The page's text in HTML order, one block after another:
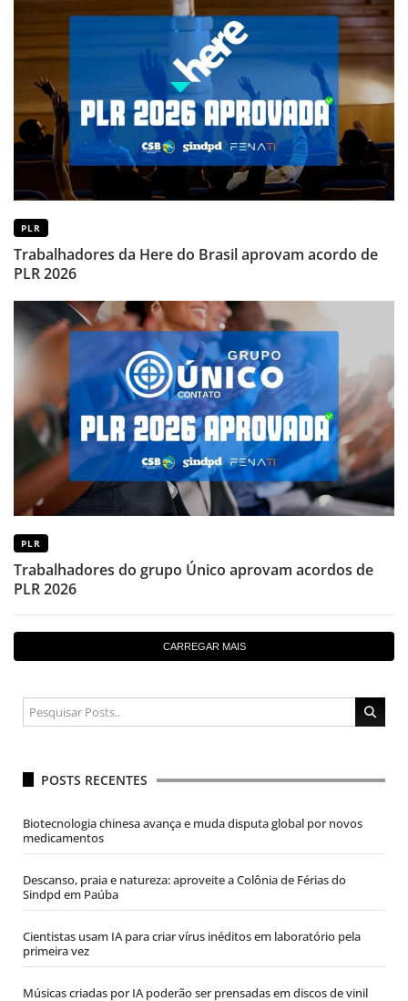
PLR
Trabalhadores da Here do Brasil aprovam acordo de
PLR 2026
PLR
Trabalhadores do grupo Único aprovam acordos de
PLR 2026
CARREGAR MAIS
POSTS RECENTES
Biotecnologia chinesa avança e muda disputa global por novos
medicamentos
Descanso, praia e natureza: aproveite a Colônia de Férias do
Sindpd em Paúba
Cientistas usam IA para criar vírus inéditos em laboratório pela
primeira vez
Músicas criadas por IA poderão ser prensadas em discos de vinil